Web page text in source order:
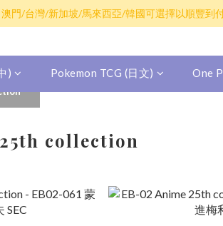
卡買滿$100包平郵，全部產品買滿$800包順豐(香
澳門/台灣/新加坡/馬來西亞/韓國可選擇以順豐到
) Pokemon TCG (日文) One
collection